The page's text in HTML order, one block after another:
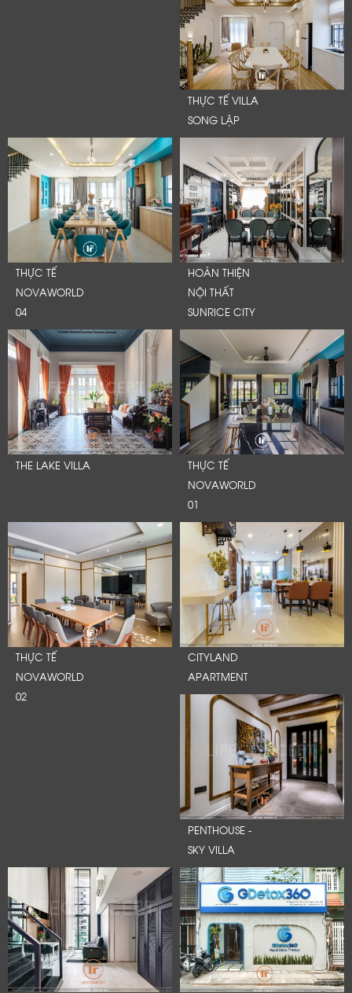
THỰC TẾ VILLA
SONG LẬP
THỰC TẾ
NOVAWORLD
04
HOÀN THIỆN
NỘI THẤT
SUNRICE CITY
THE LAKE VILLA
THỰC TẾ
NOVAWORLD
01
THỰC TẾ
NOVAWORLD
02
CITYLAND
APARTMENT
PENTHOUSE -
SKY VILLA